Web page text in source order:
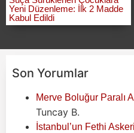
Yeni Düzenleme: İlk 2 Madde
Kabul Edildi
Son Yorumlar
Merve Boluğur Paralı
Tuncay B.
İstanbul’un Fethi